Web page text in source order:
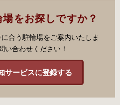
をお探しですか？
合う駐輪場をご案内いたしま
い合わせください！
サービスに登録する